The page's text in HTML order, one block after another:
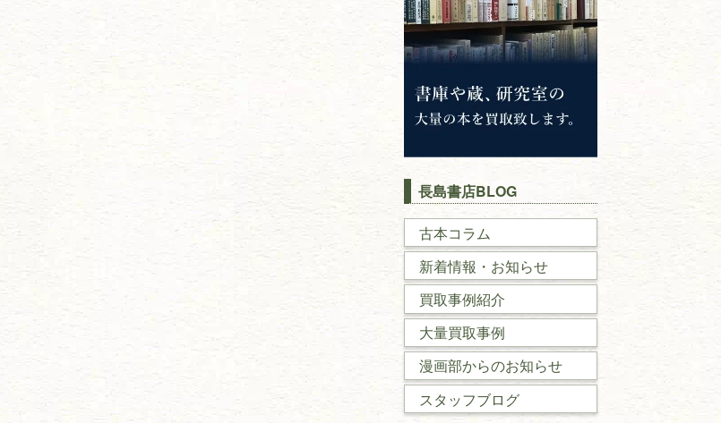
長島書店BLOG
古本コラム
新着情報・お知らせ
買取事例紹介
大量買取事例
漫画部からのお知らせ
スタッフブログ